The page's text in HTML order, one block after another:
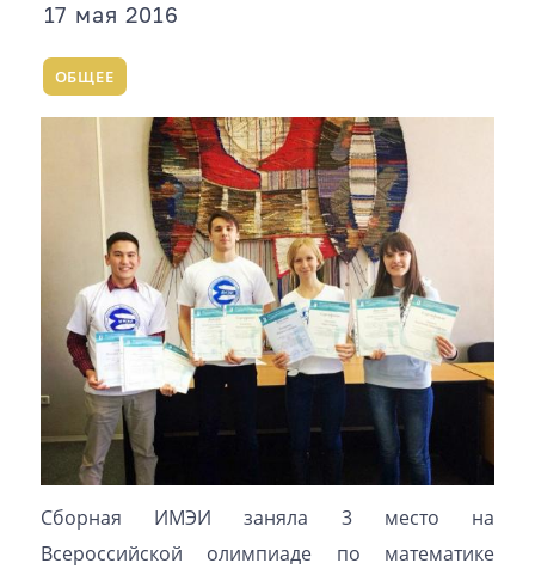
17 мая 2016
ОБЩЕЕ
Сборная ИМЭИ заняла 3 место на
Всероссийской олимпиаде по математике